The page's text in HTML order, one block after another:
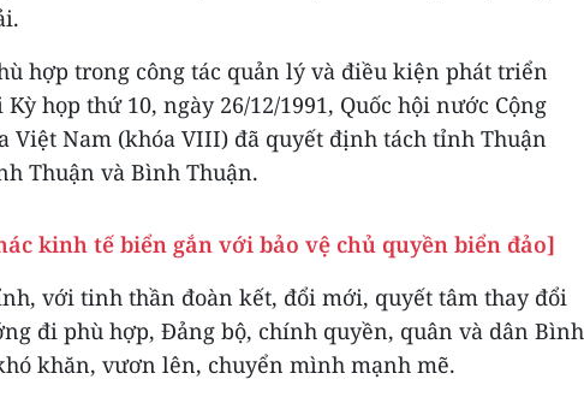
hợp trong công tác quản lý và điều kiện phát triển
họp thứ 10, ngày 26/12/1991, Quốc hội nước Cộng
Việt Nam (khóa VIII) đã quyết định tách tỉnh Thuận
Thuận và Bình Thuận.
kinh tế biển gắn với bảo vệ chủ quyền biển đảo]
với tinh thần đoàn kết, đổi mới, quyết tâm thay đổi
đi phù hợp, Đảng bộ, chính quyền, quân và dân Bình
khăn, vươn lên, chuyển mình mạnh mẽ.